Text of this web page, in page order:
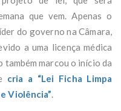
que vem. Apenas o
do governo na Câmara,
a uma licença médica
também marcou o início da
cria a “Lei Ficha Limpa
Violência”